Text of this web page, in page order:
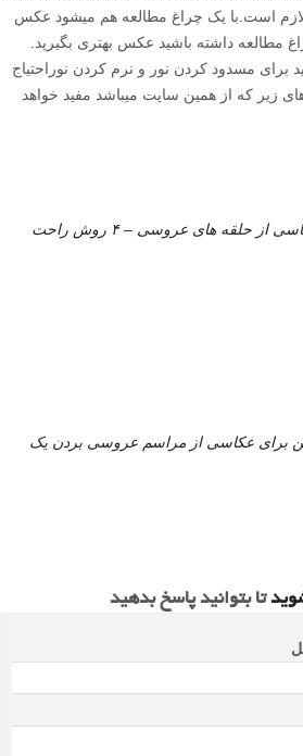
است.با یک چراغ مطالعه هم میشود عکس
مطالعه داشته باشید عکس بهتری بگیرید.
برای مسدود کردن نور و نرم کردن نوراحتیاج
زیر که از همین سایت میباشد مفید خواهد
آموزش نورپردازی و عکاسی از حلقه های عروسی – ۴ روش راحت